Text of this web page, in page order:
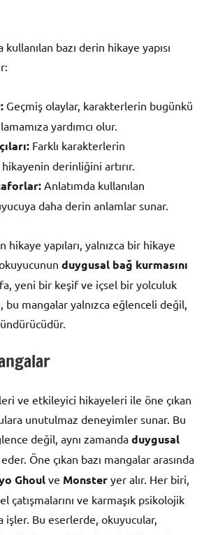
bazı derin hikaye yapısı
Geçmiş olaylar, karakterlerin bugünkü
yardımcı olur.
Farklı karakterlerin
derinliğini artırır.
Anlatımda kullanılan
daha derin anlamlar sunar.
hikaye yapıları, yalnızca bir hikaye
duygusal bağ kurmasını
yeni bir keşif ve içsel bir yolculuk
bu mangalar yalnızca eğlenceli değil,
ve etkileyici hikayeleri ile öne çıkan
unutulmaz deneyimler sunar. Bu
değil, aynı zamanda duygusal
Öne çıkan bazı mangalar arasında
Ghoulve Monster yer alır. Her biri,
çatışmalarını ve karmaşık psikolojik
işler. Bu eserlerde, okuyucular,